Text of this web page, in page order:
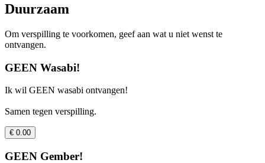
Duurzaam
Om verspilling te voorkomen, geef aan wat u niet wenst te
ontvangen.
GEEN Wasabi!
Ik wil GEEN wasabi ontvangen!
Samen tegen verspilling.
€ 0.00
GEEN Gember!